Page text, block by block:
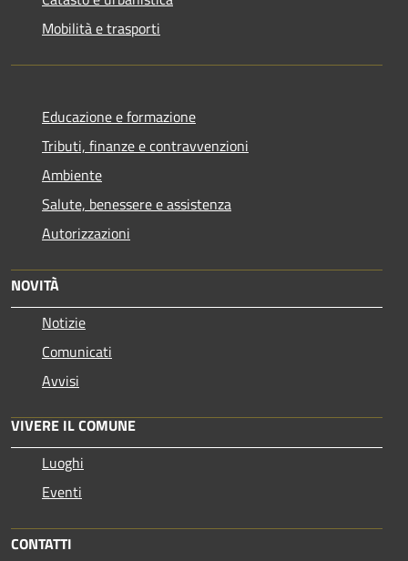
Mobilità e trasporti
Educazione e formazione
Tributi, finanze e contravvenzioni
Ambiente
Salute, benessere e assistenza
Autorizzazioni
NOVITÀ
Notizie
Comunicati
Avvisi
VIVERE IL COMUNE
Luoghi
Eventi
CONTATTI